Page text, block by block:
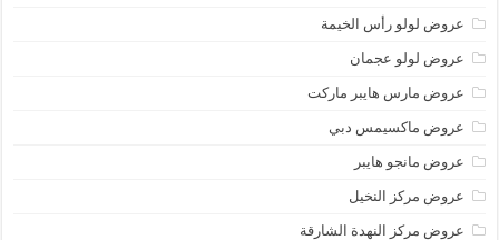
عروض لولو رأس الخيمة
عروض لولو عجمان
عروض مارس هايبر ماركت
عروض ماكسيمس دبي
عروض مانجو هايبر
عروض مركز النخيل
عروض مركز النهدة الشارقة